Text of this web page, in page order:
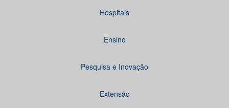
Hospitais
Ensino
Pesquisa e Inovação
Extensão